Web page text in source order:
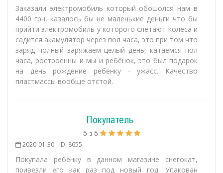
Заказали электромобиль который обошолся нам в
4400 грн, казалось бы не маленькие деньги что бы
прийти электромобиль у которого слетают колёса и
садится акамулятор через пол часа, это при том что
заряд полный заряжаем целый день, катаемся пол
часа, ростроенны и мы и ребёнок, это был подарок
на день рождение ребёнку - ужасс. Качество
пластмассы вообще отстой.
Покупатель
5 з 5
2020-01-30 ID: 8655
Покупала ребенку в данном магазине снегокат,
привезли его как раз под новый год. Упакован